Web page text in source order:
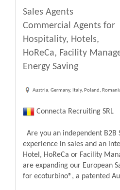
Sales Agents
Commercial Agents for
Hospitality, Hotels,
HoReCa, Facility
Energy Saving
Austria, Germany, Italy, Poland,
Connecta Recruiting SRL
Are you an independent B2B
experience in sales and an
Hotel, HoReCa or Facility
are expanding our European
for ecoturbino®, a patented